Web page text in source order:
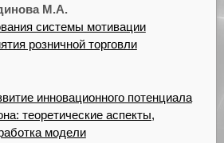
М.А.
системы мотивации
розничной торговли
инновационного потенциала
теоретические аспекты,
модели